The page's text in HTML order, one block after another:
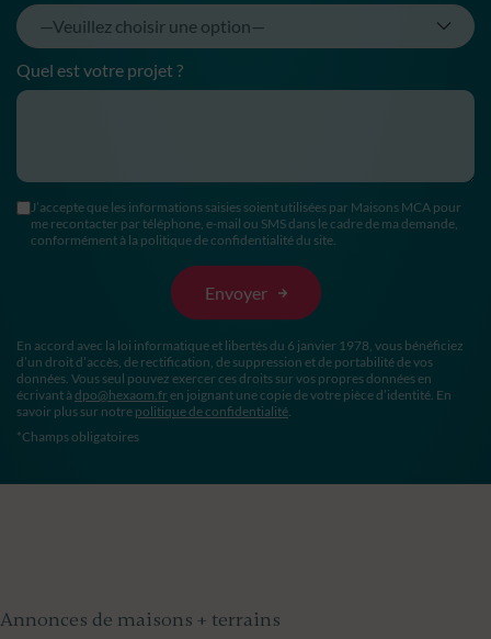
Quel est votre projet ?
J’accepte que les informations saisies soient utilisées par Maisons MCA pour
me recontacter par téléphone, e-mail ou SMS dans le cadre de ma demande,
conformément à la politique de confidentialité du site.
En accord avec la loi informatique et libertés du 6 janvier 1978, vous bénéficiez
d’un droit d’accès, de rectification, de suppression et de portabilité de vos
données. Vous seul pouvez exercer ces droits sur vos propres données en
écrivant à dpo@hexaom.fr en joignant une copie de votre pièce d’identité. En
savoir plus sur notre politique de confidentialité.
*Champs obligatoires
Annonces de maisons + terrains